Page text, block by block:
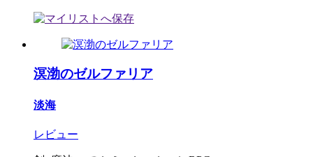
溟渤のゼルファリア
淡海
レビュー